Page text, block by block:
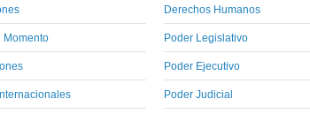
Momento
Derechos Humanos
Poder Legislativo
Poder Ejecutivo
Poder Judicial